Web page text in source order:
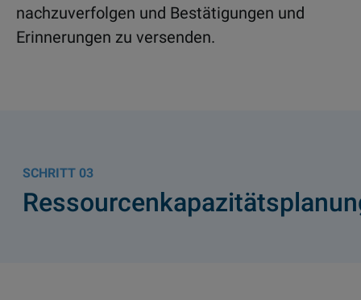
nachzuverfolgen und Bestätigungen und
Erinnerungen zu versenden.
03